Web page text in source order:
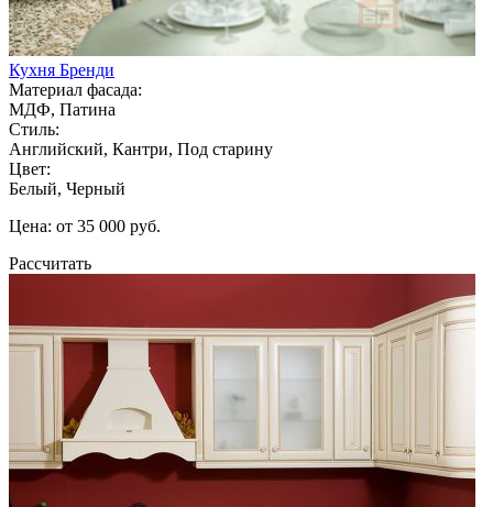
Кухня Бренди
Материал фасада:
МДФ, Патина
Стиль:
Английский, Кантри, Под старину
Цвет:
Белый, Черный
Цена: от 35 000 руб.
Рассчитать